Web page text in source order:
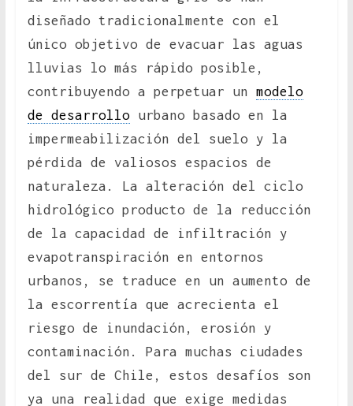
diseñado tradicionalmente con el
único objetivo de evacuar las aguas
lluvias lo más rápido posible,
contribuyendo a perpetuar un modelo
de desarrollourbano basado en la
impermeabilización del suelo y la
pérdida de valiosos espacios de
naturaleza. La alteración del ciclo
hidrológico producto de la reducción
de la capacidad de infiltración y
evapotranspiración en entornos
urbanos, se traduce en un aumento de
la escorrentía que acrecienta el
riesgo de inundación, erosión y
contaminación. Para muchas ciudades
del sur de Chile, estos desafíos son
ya una realidad que exige medidas